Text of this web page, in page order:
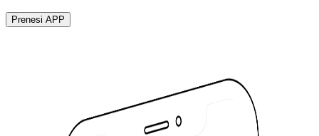
Prenesi APP